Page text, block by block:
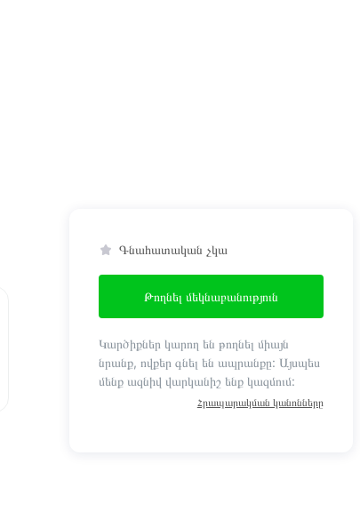
Գնահատական չկա
Թողնել մեկնաբանություն
Կարծիքներ կարող են թողնել միայն
նրանք, ովքեր գնել են ապրանքը: Այսպես
մենք ազնիվ վարկանիշ ենք կազմում:
Հրապարակման կանոնները